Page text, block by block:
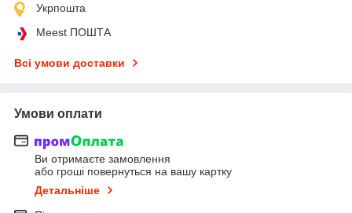
Укрпошта
Meest ПОШТА
Всі умови доставки
Умови оплати
Ви отримаєте замовлення
або гроші повернуться на вашу картку
Детальніше